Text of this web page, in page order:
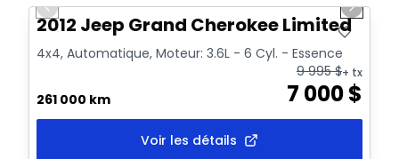
Previous slide Next
2012 Jeep Grand Cherokee Limited
4x4, Automatique, Moteur: 3.6L - 6 Cyl. - Essence
261 000 km 7 000$
9 995$+ tx
Voir les détails